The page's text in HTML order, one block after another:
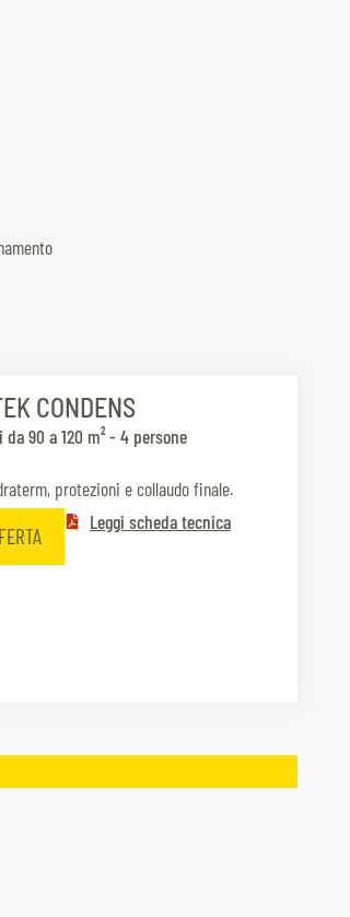
CONDENS
90 a 120 m² - 4 persone
protezioni e collaudo finale.
Leggi scheda tecnica